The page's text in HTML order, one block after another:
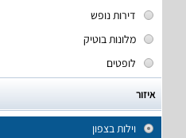
דירות נופש
מלונות בוטיק
לופטים
איזור
וילות בצפון